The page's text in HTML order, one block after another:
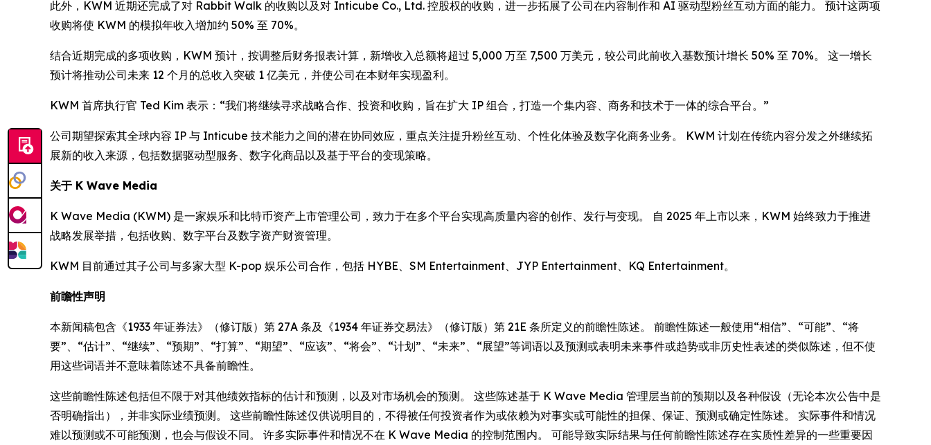
此外，KWM 近期还完成了对 Rabbit Walk 的收购以及对 Inticube Co., Ltd. 控股权的收购，进一步拓展了公司在内容制作和 AI 驱动型粉丝互动方面的能力。 预计这两项
收购将使 KWM 的模拟年收入增加约 50% 至 70%。
结合近期完成的多项收购，KWM 预计，按调整后财务报表计算，新增收入总额将超过 5,000 万至 7,500 万美元，较公司此前收入基数预计增长 50% 至 70%。 这一增长
预计将推动公司未来 12 个月的总收入突破 1 亿美元，并使公司在本财年实现盈利。
KWM 首席执行官 Ted Kim 表示：“我们将继续寻求战略合作、投资和收购，旨在扩大 IP 组合，打造一个集内容、商务和技术于一体的综合平台。”
公司期望探索其全球内容 IP 与 Inticube 技术能力之间的潜在协同效应，重点关注提升粉丝互动、个性化体验及数字化商务业务。 KWM 计划在传统内容分发之外继续拓
展新的收入来源，包括数据驱动型服务、数字化商品以及基于平台的变现策略。
关于 K Wave Media
K Wave Media (KWM) 是一家娱乐和比特币资产上市管理公司，致力于在多个平台实现高质量内容的创作、发行与变现。 自 2025 年上市以来，KWM 始终致力于推进
战略发展举措，包括收购、数字平台及数字资产财资管理。
KWM 目前通过其子公司与多家大型 K-pop 娱乐公司合作，包括 HYBE、SM Entertainment、JYP Entertainment、KQ Entertainment。
前瞻性声明
本新闻稿包含《1933 年证券法》（修订版）第 27A 条及《1934 年证券交易法》（修订版）第 21E 条所定义的前瞻性陈述。 前瞻性陈述一般使用“相信”、“可能”、“将
要”、“估计”、“继续”、“预期”、“打算”、“期望”、“应该”、“将会”、“计划”、“未来”、“展望”等词语以及预测或表明未来事件或趋势或非历史性表述的类似陈述，但不使
用这些词语并不意味着陈述不具备前瞻性。
这些前瞻性陈述包括但不限于对其他绩效指标的估计和预测，以及对市场机会的预测。 这些陈述基于 K Wave Media 管理层当前的预期以及各种假设（无论本次公告中是
否明确指出），并非实际业绩预测。 这些前瞻性陈述仅供说明目的，不得被任何投资者作为或依赖为对事实或可能性的担保、保证、预测或确定性陈述。 实际事件和情况
难以预测或不可能预测，也会与假设不同。 许多实际事件和情况不在 K Wave Media 的控制范围内。 可能导致实际结果与任何前瞻性陈述存在实质性差异的一些重要因